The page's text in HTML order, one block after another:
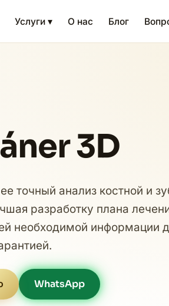
Услуги ▾ О нас Блог
3D
точный анализ костной и
разработку плана
необходимой информации
WhatsApp